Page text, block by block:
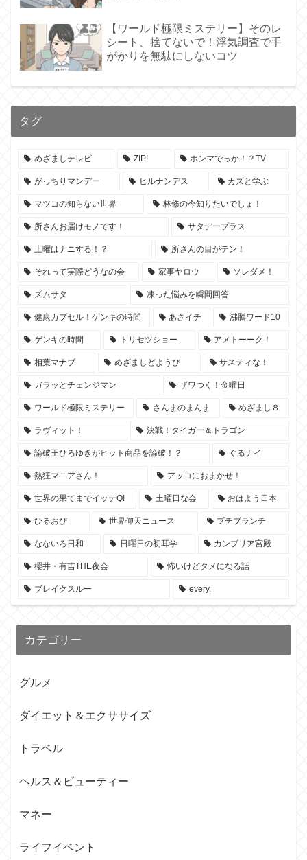
【ワールド極限ミステリー】そのレ
シート、捨てないで！浮気調査で手
がかりを無駄にしないコツ
タグ
めざましテレビ ZIP! ホンマでっか！？TV
がっちりマンデー ヒルナンデス カズと学ぶ
マツコの知らない世界 林修の今知りたいでしょ！
所さんお届けモノです！ サタデープラス
土曜はナニする！？ 所さんの目がテン！
それって実際どうなの会 家事ヤロウ ソレダメ！
ズムサタ 凍った悩みを瞬間回答
健康カプセル！ゲンキの時間 あさイチ 沸騰ワード10
ゲンキの時間 トリセツショー アメトーーク！
相葉マナブ めざましどようび サスティな！
ガラッとチェンジマン ザワつく！金曜日
ワールド極限ミステリー さんまのまんま めざまし８
ラヴィット！ 決戦！タイガー＆ドラゴン
論破王ひろゆきがヒット商品を論破！？ ぐるナイ
熱狂マニアさん！ アッコにおまかせ！
世界の果てまでイッテQ! 土曜日な会 おはよう日本
ひるおび 世界仰天ニュース プチブランチ
なないろ日和 日曜日の初耳学 カンブリア宮殿
櫻井・有吉THE夜会 怖いけどタメになる話
ブレイクスルー every.
カテゴリー
グルメ
ダイエット＆エクササイズ
トラベル
ヘルス＆ビューティー
マネー
ライフイベント